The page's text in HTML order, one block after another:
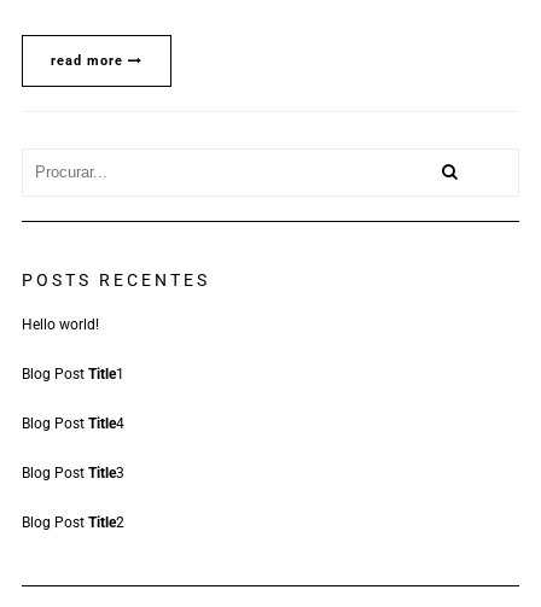
read more
POSTS RECENTES
Hello world!
Blog Post Title1
Blog Post Title4
Blog Post Title3
Blog Post Title2